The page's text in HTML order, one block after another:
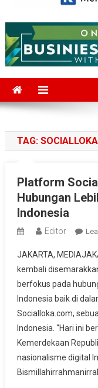
TAG: SOCIALLOKA
Platform
Hubungan
Indonesia
Editor
JAKARTA,
kembali
berfokus pada
Indonesia baik di
Socialloka.com,
Indonesia. “Hari ini
Kemerdekaan
nasionalisme digital